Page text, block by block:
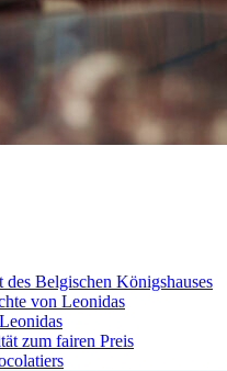
Belgischen Königshauses
von Leonidas
zum fairen Preis